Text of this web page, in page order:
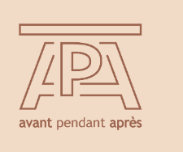
Aller
navigation
Aller
contenu
Accueil